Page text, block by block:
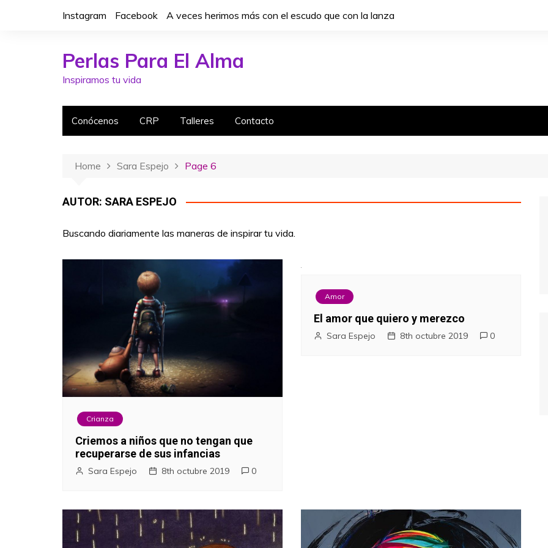
Instagram Facebook A veces herimos más con el escudo que con la lanza
Perlas Para El Alma
Inspiramos tu vida
Conócenos CRP Talleres Contacto
Home Sara Espejo Page 6
AUTOR: SARA ESPEJO
Buscando diariamente las maneras de inspirar tu vida.
Crianza
Criemos a niños que no tengan que
recuperarse de sus infancias
Sara Espejo 8th octubre 2019 0
Amor
El amor que quiero y merezco
Sara Espejo 8th octubre 2019 0